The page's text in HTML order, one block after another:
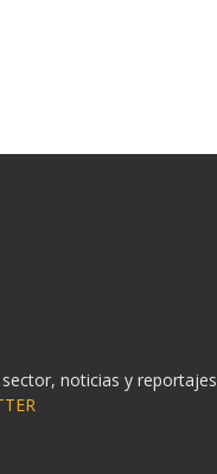
noticias y reportajes